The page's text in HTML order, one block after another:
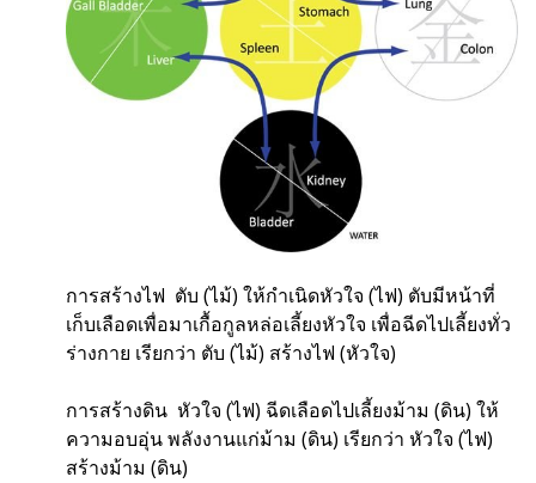
การสร้างไฟ ตับ (ไม้) ให้กำเนิดหัวใจ (ไฟ) ตับมีหน้าที่
เก็บเลือดเพื่อมาเกื้อกูลหล่อเลี้ยงหัวใจ เพื่อฉีดไปเลี้ยงทั่ว
ร่างกาย เรียกว่า ตับ (ไม้) สร้างไฟ (หัวใจ)
การสร้างดิน หัวใจ (ไฟ) ฉีดเลือดไปเลี้ยงม้าม (ดิน) ให้
ความอบอุ่น พลังงานแก่ม้าม (ดิน) เรียกว่า หัวใจ (ไฟ)
สร้างม้าม (ดิน)